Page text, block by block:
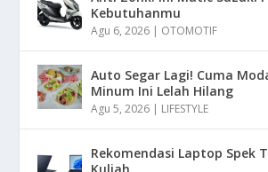
Kebutuhanmu
Agu 6, 2026 | OTOMOTIF
Auto Segar Lagi! Cuma
Minum Ini Lelah Hilang
Agu 5, 2026 | LIFESTYLE
Rekomendasi Laptop Spek